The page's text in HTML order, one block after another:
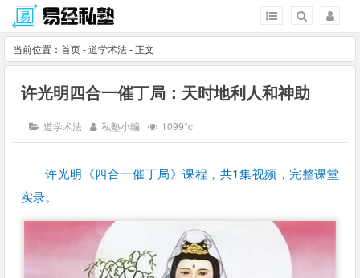
当前位置： 首页-道学术法- 正文
许光明四合一催丁局：天时地利人和神助
道学术法 私塾小编 1099°c
许光明《四合一催丁局》课程，共1集视频，完整课堂
实录。